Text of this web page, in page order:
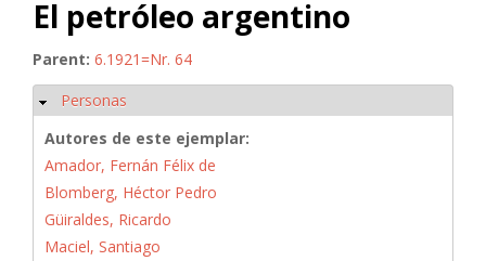
El petróleo argentino
Parent: 6.1921=Nr. 64
Ocultar
Personas
Autores de este ejemplar:
Amador, Fernán Félix de
Blomberg, Héctor Pedro
Güiraldes, Ricardo
Maciel, Santiago